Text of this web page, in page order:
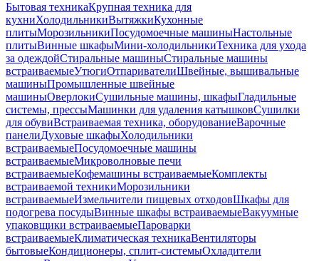
Бытовая техникаКрупная техника для
кухниХолодильникиВытяжкиКухонные
плитыМорозильникиПосудомоечные машиныНастольные
плитыВинные шкафыМини-холодильникиТехника для ухода
за одеждойСтиральные машиныСтиральные машины
встраиваемыеУтюгиОтпаривателиШвейные, вышивальные
машиныПромышленные швейные
машиныОверлокиСушильные машины, шкафыГладильные
системы, прессыМашинки для удаления катышковСушилки
для обувиВстраиваемая техника, оборудованиеВарочные
панелиДуховые шкафыХолодильники
встраиваемыеПосудомоечные машины
встраиваемыеМикроволновые печи
встраиваемыеКофемашины встраиваемыеКомплекты
встраиваемой техникиМорозильники
встраиваемыеИзмельчители пищевых отходовШкафы для
подогрева посудыВинные шкафы встраиваемыеВакуумные
упаковщики встраиваемыеПароварки
встраиваемыеКлиматическая техникаВентиляторы
бытовыеКондиционеры, сплит-системыОхладители